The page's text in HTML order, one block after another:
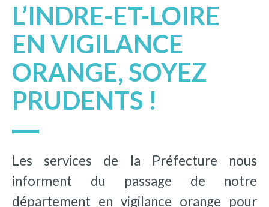
L’INDRE-ET-LOIRE
EN VIGILANCE
ORANGE, SOYEZ
PRUDENTS !
Les services de la Préfecture nous
informent du passage de notre
département en vigilance orange pour